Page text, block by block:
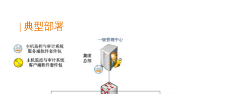
| 典型部署